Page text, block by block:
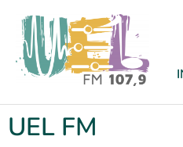
UEL FM